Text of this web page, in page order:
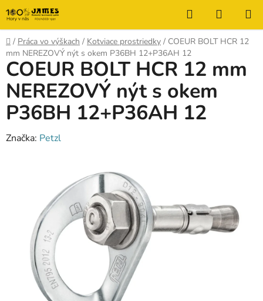
Prejsť
na
obsah
Hľadať
KOŠÍK
Domov
/ Práca vo výškach / Kotviace prostriedky / COEUR BOLT HCR 12
mm NEREZOVÝ nýt s okem P36BH 12+P36AH 12
COEUR BOLT HCR 12 mm
NEREZOVÝ nýt s okem
P36BH 12+P36AH 12
Značka: Petzl